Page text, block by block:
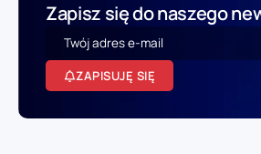
Zapisz się do naszego
ZAPISUJĘ SIĘ